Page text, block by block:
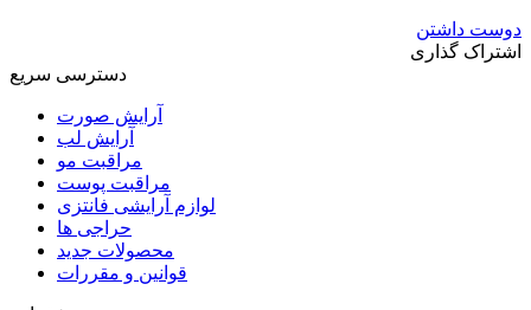
دوست داشتن
اشتراک گذاری
دسترسی سریع
آرایش صورت
آرایش لب
مراقبت مو
مراقبت پوست
لوازم آرایشی فانتزی
حراجی ها
محصولات جدید
قوانین و مقررات